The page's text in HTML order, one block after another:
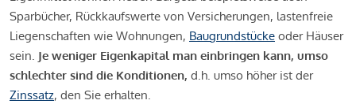
Sparbücher, Rückkaufswerte von Versicherungen, lastenfreie
Liegenschaften wie Wohnungen, Baugrundstücke oder Häuser
sein. Je weniger Eigenkapital man einbringen kann, umso
schlechter sind die Konditionen, d.h. umso höher ist der
Zinssatz, den Sie erhalten.